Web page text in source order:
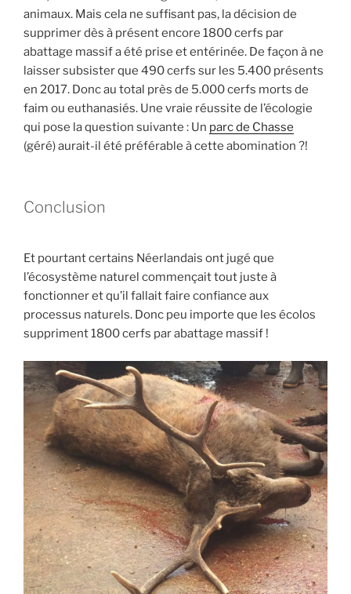
animaux. Mais cela ne suffisant pas, la décision de
supprimer dès à présent encore 1800 cerfs par
abattage massif a été prise et entérinée. De façon à ne
laisser subsister que 490 cerfs sur les 5.400 présents
en 2017. Donc au total près de 5.000 cerfs morts de
faim ou euthanasiés. Une vraie réussite de l’écologie
qui pose la question suivante : Un parc de Chasse
(géré) aurait-il été préférable à cette abomination ?!
Conclusion
Et pourtant certains Néerlandais ont jugé que
l’écosystème naturel commençait tout juste à
fonctionner et qu’il fallait faire confiance aux
processus naturels. Donc peu importe que les écolos
suppriment 1800 cerfs par abattage massif !